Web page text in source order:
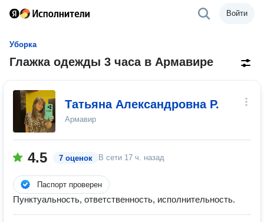
Войти
Уборка
Глажка одежды 3 часа в Армавире
Татьяна Александровна Р.
Армавир
4.5 7 оценок В сети 17 ч. назад
Паспорт проверен
Пунктуальность, ответственность, исполнительность.